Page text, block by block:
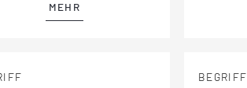
MEHR
BEGRIFF